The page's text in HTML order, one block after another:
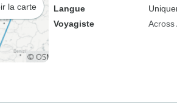
la carte
Langue
Voyagiste
Across